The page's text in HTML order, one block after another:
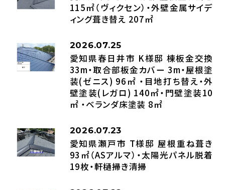
115㎡（ヴィクセン）・外壁金属サイデ
ィング葺き替え 207㎡
2026.07.25
愛知県春日井市 K様邸 棟板金交換
33m・取合部板金カバー 3m・屋根塗
装(ゼニス) 96㎡ ・目地打ち替え・外
壁塗装(レガロ) 140㎡・門壁塗装10
㎡ ・ベランダ床塗装 8㎡
2026.07.23
愛知県瀬戸市 T様邸 屋根重ね葺き
93㎡（ASアルマ）・太陽光パネル脱着
19枚・軒樋掃き清掃